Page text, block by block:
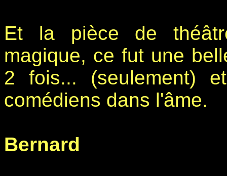
Et la pièce de
magique, ce fut une
2 fois... (seulement)
comédiens dans l'âme.
Bernard